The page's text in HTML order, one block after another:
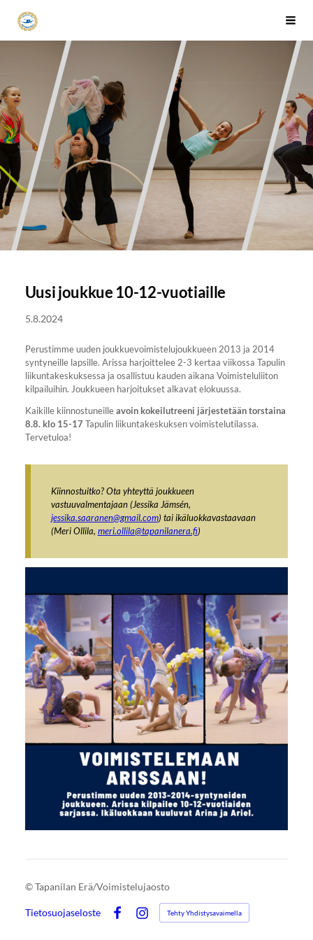
Siirry
sivun
sisältöön
Tapanilan Erä Voimistelujaosto
Uusi joukkue 10-12-vuotiaille
5.8.2024
Perustimme uuden joukkuevoimistelujoukkueen 2013 ja 2014
syntyneille lapsille. Arissa harjoittelee 2-3 kertaa viikossa Tapulin
liikuntakeskuksessa ja osallistuu kauden aikana Voimisteluliiton
kilpailuihin. Joukkueen harjoitukset alkavat elokuussa.
Kaikille kiinnostuneilleavoin kokeilutreeni järjestetään torstaina
8.8. klo 15-17 Tapulin liikuntakeskuksen voimistelutilassa.
Tervetuloa!
Kiinnostuitko? Ota yhteyttä joukkueen
vastuuvalmentajaan (Jessika Jämsén,
jessika.saaranen@gmail.com) tai ikäluokkavastaavaan
(Meri Ollila, meri.ollila@tapanilanera.fi)
©Tapanilan Erä/Voimistelujaosto
Tietosuojaseloste
Instagram
Tehty Yhdistysavaimella